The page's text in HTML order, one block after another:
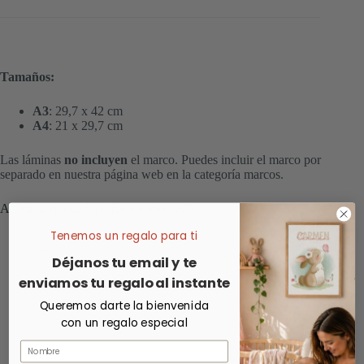
Tamaños:
A3: 29,7 x 42 cm
A4: 21 x 29,7 cm
Las láminas no incluyen el marco. Puedes incluir el marco por
separado en nuestra página web en la categoría marcos.
Añade tu marco y recíbela enmarcada
Tenemos un regalo para ti
Déjanos tu email y te
enviamos tu regalo al instante
Queremos darte la bienvenida
con un regalo especial
Nombre